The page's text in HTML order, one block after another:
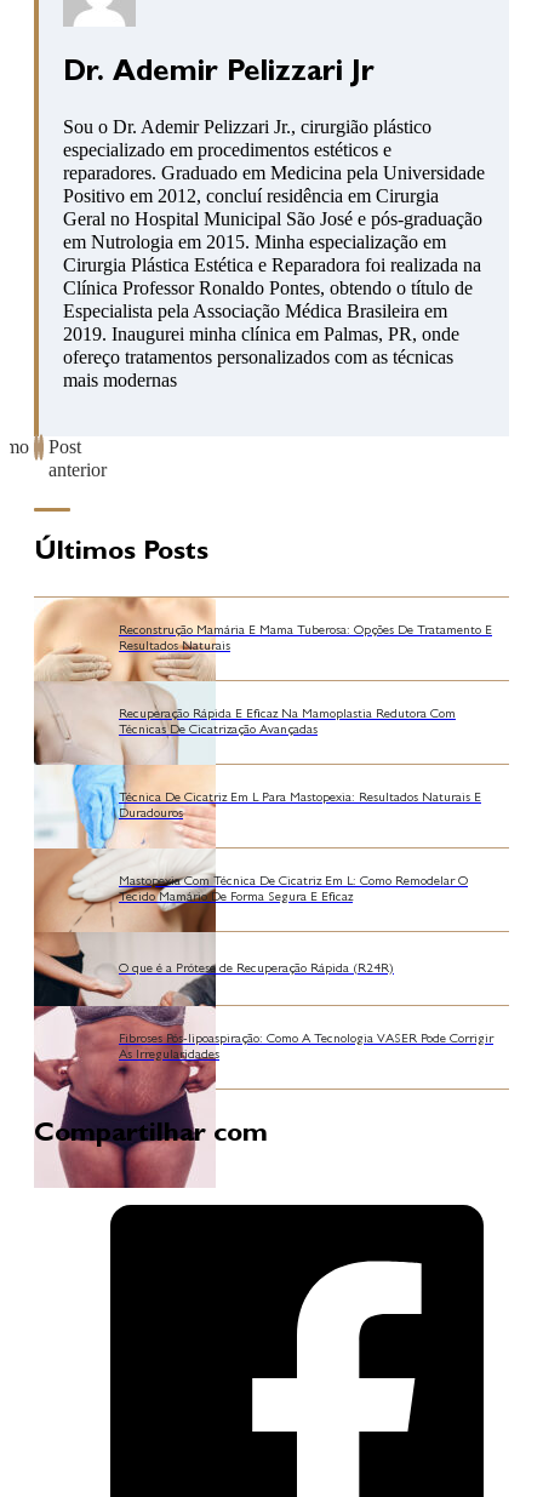
Dr. Ademir Pelizzari Jr
Sou o Dr. Ademir Pelizzari Jr., cirurgião plástico
especializado em procedimentos estéticos e
reparadores. Graduado em Medicina pela Universidade
Positivo em 2012, concluí residência em Cirurgia
Geral no Hospital Municipal São José e pós-graduação
em Nutrologia em 2015. Minha especialização em
Cirurgia Plástica Estética e Reparadora foi realizada na
Clínica Professor Ronaldo Pontes, obtendo o título de
Especialista pela Associação Médica Brasileira em
2019. Inaugurei minha clínica em Palmas, PR, onde
ofereço tratamentos personalizados com as técnicas
mais modernas
Post
anterior
Últimos Posts
Reconstrução Mamária E Mama Tuberosa: Opções De Tratamento E
Resultados Naturais
Recuperação Rápida E Eficaz Na Mamoplastia Redutora Com
Técnicas De Cicatrização Avançadas
Técnica De Cicatriz Em L Para Mastopexia: Resultados Naturais E
Duradouros
Mastopexia Com Técnica De Cicatriz Em L: Como Remodelar O
Tecido Mamário De Forma Segura E Eficaz
O que é a Prótese de Recuperação Rápida (R24R)
Fibroses Pós-lipoaspiração: Como A Tecnologia VASER Pode Corrigir
As Irregularidades
Compartilhar com